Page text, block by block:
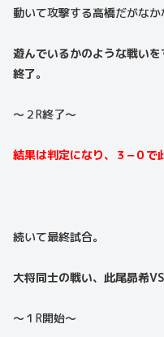
動いて攻撃する高橋だがなか
遊んでいるかのような戦い
終了。
〜２R終了〜
結果は判定になり、３−０で
続いて最終試合。
大将同士の戦い、此尾昴希
〜１R開始〜